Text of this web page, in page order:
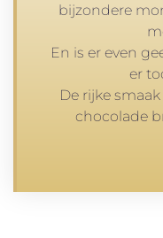
bijzondere
En is er even
er
De rijke
chocolade